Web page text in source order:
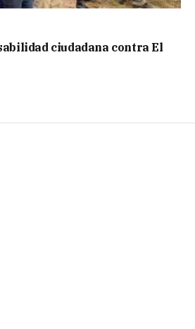
ciudadana contra El